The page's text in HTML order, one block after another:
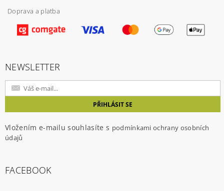
Vložením hodnocení souhlasíte spodmínkami
ochrany osobních údajů
Doprava a platba
NEWSLETTER
Vložením e-mailu souhlasíte s podmínkami ochrany osobních
údajů
FACEBOOK